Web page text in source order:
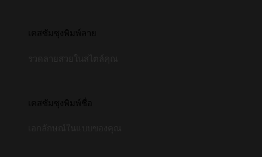
เคสซัมซุงพิมพ์ลาย
เคสซัมซุงพิมพ์ชื่อ